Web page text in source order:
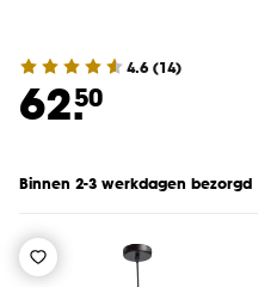
4.6 (14)
62.50
Binnen 2-3 werkdagen bezorgd